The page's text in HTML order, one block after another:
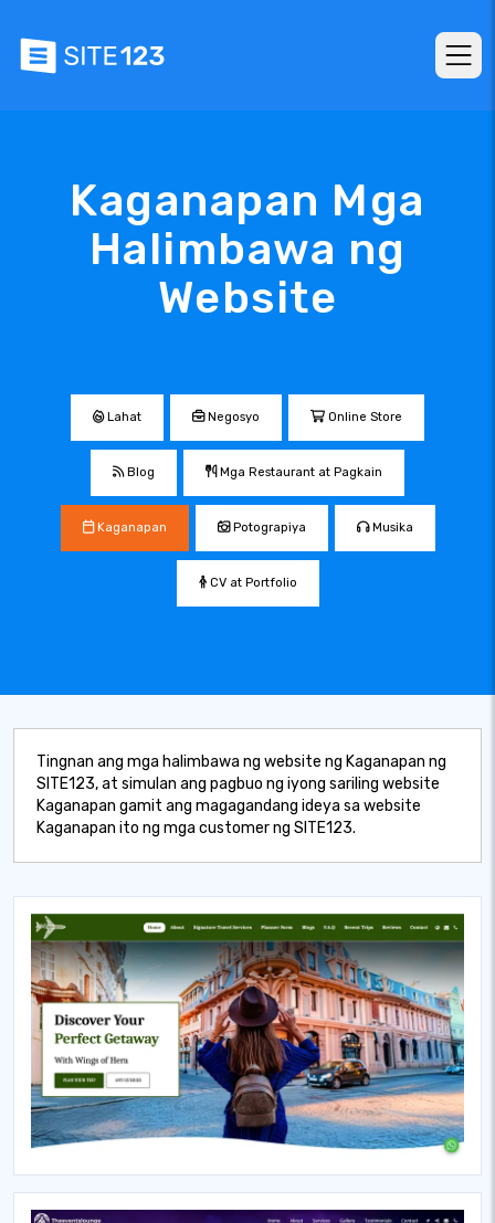
Kaganapan Mga
Halimbawa ng
Website
Lahat Negosyo Online Store
Blog Mga Restaurant at Pagkain
Kaganapan Potograpiya Musika
CV at Portfolio
Tingnan ang mga halimbawa ng website ng Kaganapan ng
SITE123, at simulan ang pagbuo ng iyong sariling website
Kaganapan gamit ang magagandang ideya sa website
Kaganapan ito ng mga customer ng SITE123.